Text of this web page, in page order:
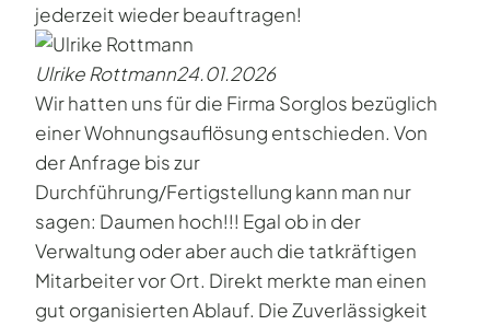
jederzeit wieder beauftragen!
Ulrike Rottmann24.01.2026
Wir hatten uns für die Firma Sorglos bezüglich
einer Wohnungsauflösung entschieden. Von
der Anfrage bis zur
Durchführung/Fertigstellung kann man nur
sagen: Daumen hoch!!! Egal ob in der
Verwaltung oder aber auch die tatkräftigen
Mitarbeiter vor Ort. Direkt merkte man einen
gut organisierten Ablauf. Die Zuverlässigkeit